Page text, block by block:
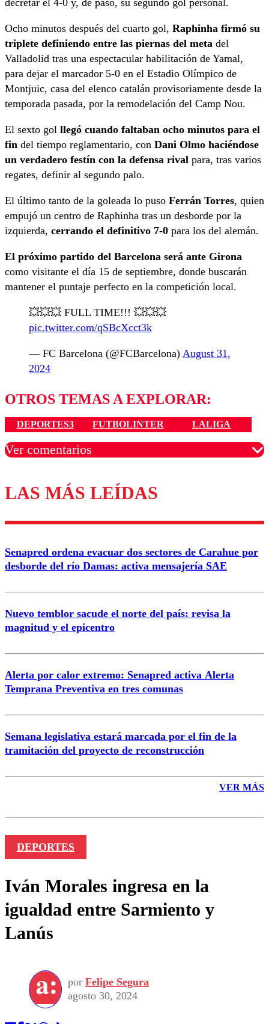
decretar el 4-0 y, de paso, su segundo gol personal.
Ocho minutos después del cuarto gol, Raphinha firmó su
triplete definiendo entre las piernas del meta del
Valladolid tras una espectacular habilitación de Yamal,
para dejar el marcador 5-0 en el Estadio Olímpico de
Montjuic, casa del elenco catalán provisoriamente desde la
temporada pasada, por la remodelación del Camp Nou.
El sexto gol llegó cuando faltaban ocho minutos para el
fin del tiempo reglamentario, con Dani Olmo haciéndose
un verdadero festín con la defensa rival para, tras varios
regates, definir al segundo palo.
El último tanto de la goleada lo puso Ferrán Torres, quien
empujó un centro de Raphinha tras un desborde por la
izquierda, cerrando el definitivo 7-0 para los del alemán.
El próximo partido del Barcelona será ante Girona
como visitante el día 15 de septiembre, donde buscarán
mantener el puntaje perfecto en la competición local.
💥💥💥 FULL TIME!!! 💥💥💥
pic.twitter.com/qSBcXcct3k
— FC Barcelona (@FCBarcelona) August 31,
2024
OTROS TEMAS A EXPLORAR:
DEPORTES3 FUTBOLINTER LALIGA
Ver comentarios
Los comentarios son moderados para garantizar un
diálogo respetuoso.
Nombre
Correo
LAS MÁS LEÍDAS
Senapred ordena evacuar dos sectores de Carahue por
desborde del río Damas: activa mensajería SAE
Nuevo temblor sacude el norte del país: revisa la
magnitud y el epicentro
Alerta por calor extremo: Senapred activa Alerta
Temprana Preventiva en tres comunas
Semana legislativa estará marcada por el fin de la
tramitación del proyecto de reconstrucción
VER MÁS
DEPORTES
Iván Morales ingresa en la
igualdad entre Sarmiento y
Lanús
por Felipe Segura
agosto 30, 2024